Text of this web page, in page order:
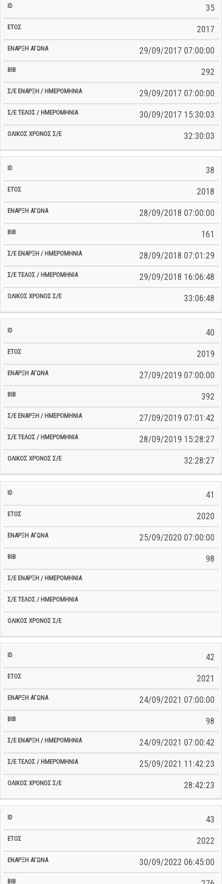
35
2017
29/09/2017 07:00:00
292
29/09/2017 07:00:00
30/09/2017 15:30:03
32:30:03
38
2018
28/09/2018 07:00:00
161
28/09/2018 07:01:29
29/09/2018 16:06:48
33:06:48
40
2019
27/09/2019 07:00:00
392
27/09/2019 07:01:42
28/09/2019 15:28:27
32:28:27
41
2020
25/09/2020 07:00:00
98
42
2021
24/09/2021 07:00:00
98
24/09/2021 07:00:42
25/09/2021 11:42:23
28:42:23
43
2022
30/09/2022 06:45:00